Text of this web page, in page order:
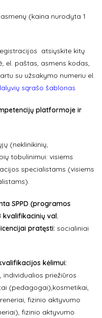
(kaina nurodyta 1
atsiųskite kitų
el. paštas, asmens kodas,
su užsakymo numeriu el.
sąrašo šablonas
platformoje ir
(neklinikinių,
tobulinimui: visiems
specialistams (visiems
SPPD (programos
kvalifikacinių val.
pratęsti: socialiniai
kėlimui:
priežiūros
(pedagogai),kosmetikai,
fizinio aktyvumo
fizinio aktyvumo